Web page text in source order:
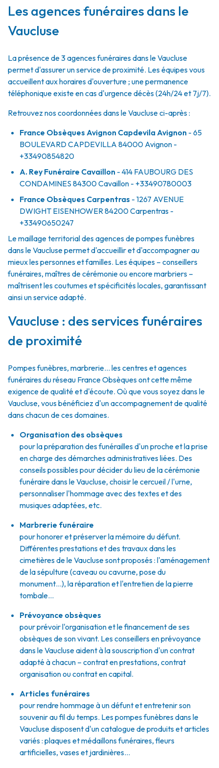
Les agences funéraires dans le
Vaucluse
La présence de 3 agences funéraires dans le Vaucluse
permet d'assurer un service de proximité. Les équipes vous
accueillent aux horaires d'ouverture ; une permanence
téléphonique existe en cas d'urgence décès (24h/24 et 7j/7).
Retrouvez nos coordonnées dans le Vaucluse ci-après :
France Obsèques Avignon Capdevila Avignon - 65
BOULEVARD CAPDEVILLA 84000 Avignon -
+33490854820
A. Rey Funéraire Cavaillon - 414 FAUBOURG DES
CONDAMINES 84300Cavaillon - +33490780003
France Obsèques Carpentras - 1267 AVENUE
DWIGHT EISENHOWER84200Carpentras -
+33490650247
Le maillage territorial des agences de pompes funèbres
dans le Vaucluse permet d'accueillir et d'accompagner au
mieux les personnes et familles. Les équipes – conseillers
funéraires, maîtres de cérémonie ou encore marbriers –
maîtrisent les coutumes et spécificités locales, garantissant
ainsi un service adapté.
Vaucluse : des services funéraires
de proximité
Pompes funèbres, marbrerie… les centres et agences
funéraires du réseau France Obsèques ont cette même
exigence de qualité et d'écoute. Où que vous soyez dans le
Vaucluse, vous bénéficiez d'un accompagnement de qualité
dans chacun de ces domaines.
Organisation des obsèques
pour la préparation des funérailles d'un proche et la prise
en charge des démarches administratives liées. Des
conseils possibles pour décider du lieu de la cérémonie
funéraire dans le Vaucluse, choisir le cercueil / l'urne,
personnaliser l'hommage avec des textes et des
musiques adaptées, etc.
Marbrerie funéraire
pour honorer et préserver la mémoire du défunt.
Différentes prestations et des travaux dans les
cimetières de le Vaucluse sont proposés : l'aménagement
de la sépulture (caveau ou cavurne, pose du
monument…), la réparation et l'entretien de la pierre
tombale…
Prévoyance obsèques
pour prévoir l'organisation et le financement de ses
obsèques de son vivant. Les conseillers en prévoyance
dans le Vaucluse aident à la souscription d'un contrat
adapté à chacun – contrat en prestations, contrat
organisation ou contrat en capital.
Articles funéraires
pour rendre hommage à un défunt et entretenir son
souvenir au fil du temps. Les pompes funèbres dans le
Vaucluse disposent d'un catalogue de produits et articles
variés : plaques et médaillons funéraires, fleurs
artificielles, vases et jardinières...